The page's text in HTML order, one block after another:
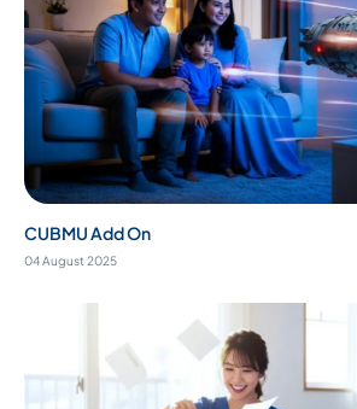
CUBMU Add On
04 August 2025